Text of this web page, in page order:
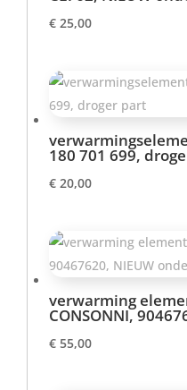
€ 25,00
180 701 699,
€ 20,00
verwarming
CONSONNI,
€ 55,00